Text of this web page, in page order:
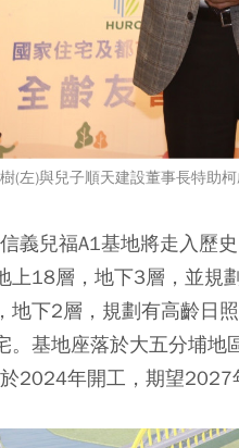
(左)與兒子順天建設董事長特助
義兒福A1基地將走入歷
上18層，地下3層，並規
地下2層，規劃有高齡日
。基地座落於大五分埔
2024年開工，期望2027